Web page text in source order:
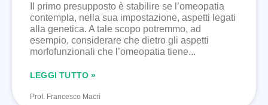
Il primo presupposto è stabilire se l’omeopatia
contempla, nella sua impostazione, aspetti legati
alla genetica. A tale scopo potremmo, ad
esempio, considerare che dietro gli aspetti
morfofunzionali che l’omeopatia tiene
LEGGI TUTTO »
Prof. Francesco Macrì